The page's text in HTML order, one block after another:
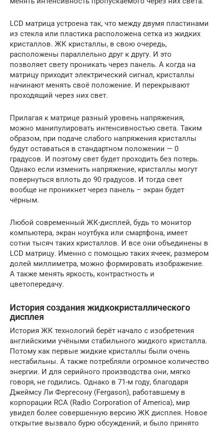
LCD матрица устроена так, что между двумя пластинами
из стекла или пластика расположена сетка из жидких
кристаллов. ЖК кристаллы, в свою очередь,
расположены параллельно друг к другу. И это
позволяет свету проникать через панель. А когда на
матрицу приходит электрический сигнал, кристаллы
начинают менять своё положение. И перекрывают
проходящий через них свет.
Прилагая к матрице разный уровень напряжения,
можно манипулировать интенсивностью света. Таким
образом, при подаче слабого напряжения кристаллы
будут оставаться в стандартном положении — 0
градусов. И поэтому свет будет проходить без потерь.
Однако если изменить напряжение, кристаллы могут
повернуться вплоть до 90 градусов. И тогда свет
вообще не проникнет через панель – экран будет
чёрным.
Любой современный ЖК-дисплей, будь то монитор
компьютера, экран ноутбука или смартфона, имеет
сотни тысяч таких кристаллов. И все они объединены в
LCD матрицу. Именно с помощью таких ячеек, размером
долей миллиметра, можно формировать изображение.
А также менять яркость, контрастность и
цветопередачу.
История создания жидкокристаллического
дисплея
История ЖК технологий берёт начало с изобретения
английскими учёными стабильного жидкого кристалла.
Потому как первые жидкие кристаллы были очень
нестабильны. А также потребляли огромное количество
энергии. И для серийного производства они, мягко
говоря, не годились. Однако в 71-м году, благодаря
Джеймсу Ли Фергесону (Fergason), работавшему в
корпорации RCA (Radio Corporation of America), мир
увидел более совершенную версию ЖК дисплея. Новое
открытие вызвало бурю обсуждений, и было принято